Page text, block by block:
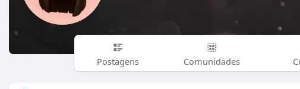
Postagens Comunidades